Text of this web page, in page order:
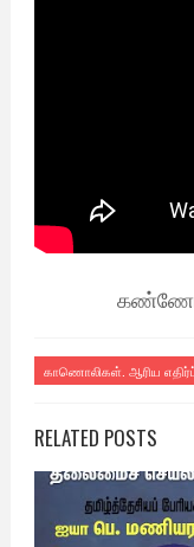
காணொலிகள். ஆரிய
RELATED POSTS